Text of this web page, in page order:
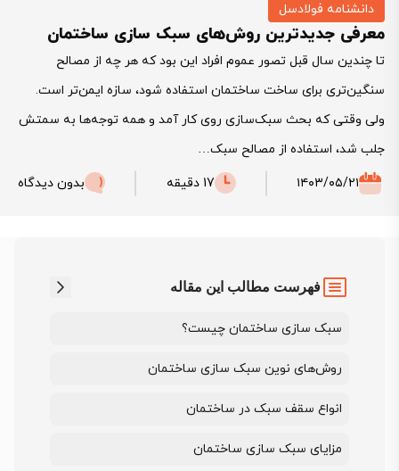
دانشنامه فولادسل
معرفی جدیدترین روش‌های سبک سازی ساختمان
تا چندین سال قبل تصور عموم افراد این بود که هر چه از مصالح
سنگین‌تری برای ساخت ساختمان استفاده شود، سازه ایمن‌تر است.
ولی وقتی که بحث سبک‌سازی روی کار آمد و همه توجه‌ها به سمتش
جلب شد، استفاده از مصالح سبک…
۱۴۰۳/۰۵/۲۱
17 دقیقه بدون دیدگاه
فهرست مطالب این مقاله
سبک سازی ساختمان چیست؟
روش‌های نوین سبک سازی ساختمان
انواع سقف سبک در ساختمان
مزایای سبک سازی ساختمان